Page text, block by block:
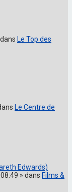
Le Top des
Le Centre de
Edwards)
» dans Films &